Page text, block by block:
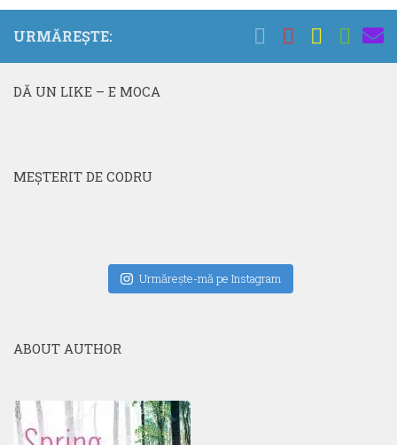
URMĂREȘTE:
DĂ UN LIKE – E MOCA
MEŞTERIT DE CODRU
Urmăreşte-mă pe Instagram
ABOUT AUTHOR